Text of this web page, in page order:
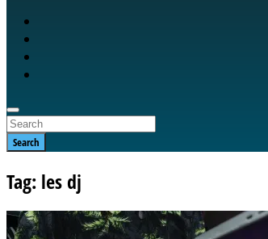
Search
Tag: les dj